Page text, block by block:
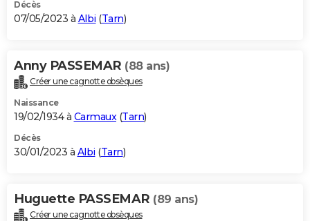
Décès
07/05/2023 à Albi (Tarn)
Anny PASSEMAR (88 ans)
Créer une cagnotte obsèques
Naissance
19/02/1934 à Carmaux(Tarn)
Décès
30/01/2023 à Albi (Tarn)
Huguette PASSEMAR (89 ans)
Créer une cagnotte obsèques